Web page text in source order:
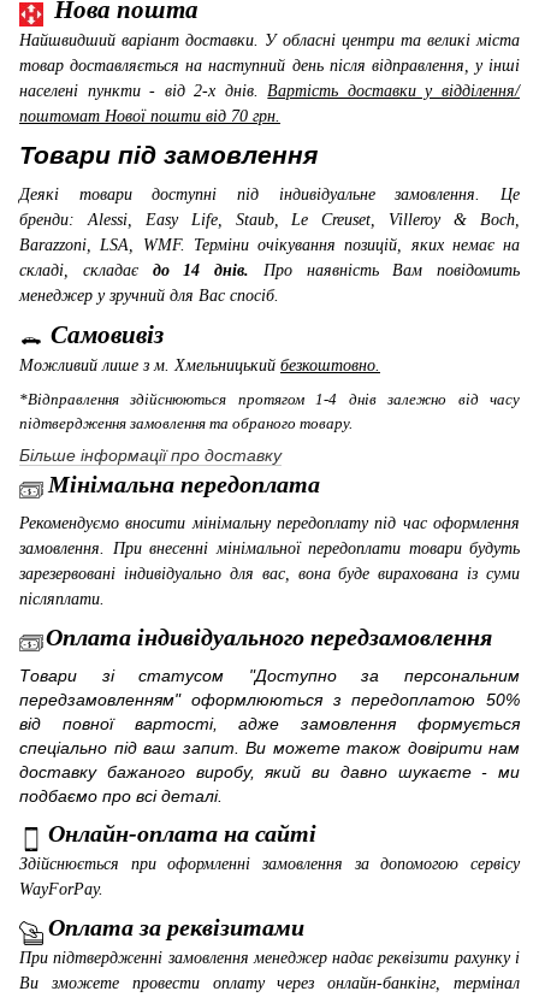
Нова пошта
Найшвидший варіант доставки. У обласні центри та великі міста
товар доставляється на наступний день після відправлення, у інші
населені пункти - від 2-х днів. Вартість доставки у відділення/
поштомат Нової пошти від 70 грн.
Товари під замовлення
Деякі товари доступні під індивідуальне замовлення. Це
бренди: Alessi, Easy Life, Staub, Le Creuset, Villeroy & Boch,
Barazzoni, LSA, WMF. Терміни очікування позицій, яких немає на
складі, складає до 14 днів. Про наявність Вам повідомить
менеджер у зручний для Вас спосіб.
Самовивіз
Можливий лише з м. Хмельницький безкоштовно.
*Відправлення здійснюються протягом 1-4 днів залежно від часу
підтвердження замовлення та обраного товару.
Більше інформації про доставку
Мінімальна передоплата
Рекомендуємо вносити мінімальну передоплату під час оформлення
замовлення. При внесенні мінімальної передоплати товари будуть
зарезервовані індивідуально для вас, вона буде вирахована із суми
післяплати.
Оплата індивідуального передзамовлення
Товари зі статусом "Доступно за персональним
передзамовленням" оформлюються з передоплатою 50%
від повної вартості, адже замовлення формується
спеціально під ваш запит. Ви можете також довірити нам
доставку бажаного виробу, який ви давно шукаєте - ми
подбаємо про всі деталі.
Онлайн-оплата на сайті
Здійснюється при оформленні замовлення за допомогою сервісу
WayForPay.
Оплата за реквізитами
При підтвердженні замовлення менеджер надає реквізити рахунку і
Ви зможете провести оплату через онлайн-банкінг, термінал